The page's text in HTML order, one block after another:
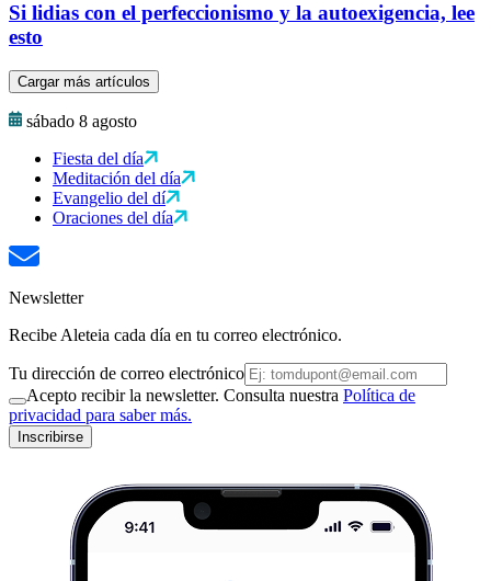
Si lidias con el perfeccionismo y la autoexigencia, lee
esto
Cargar más artículos
sábado 8 agosto
Fiesta del día
Meditación del día
Evangelio del dí
Oraciones del día
Newsletter
Recibe Aleteia cada día en tu correo electrónico.
Tu dirección de correo electrónico
Acepto recibir la newsletter. Consulta nuestra Política de
privacidad para saber más.
Inscribirse